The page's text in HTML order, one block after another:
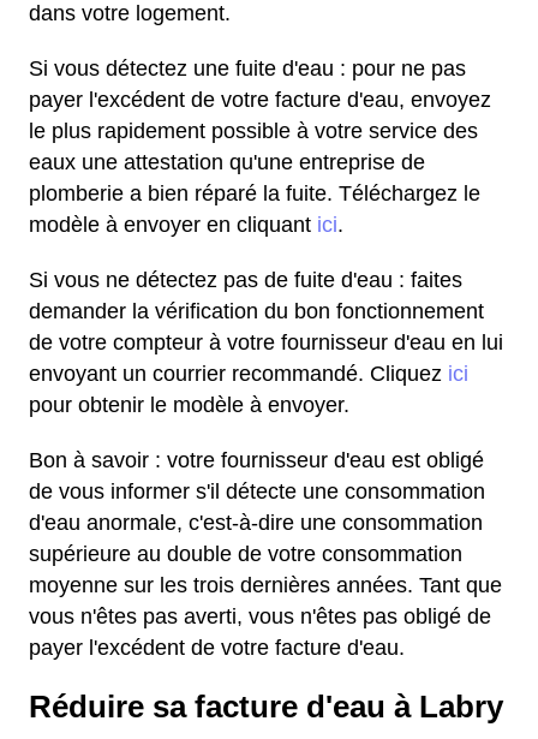
dans votre logement.
Si vous détectez une fuite d'eau : pour ne pas
payer l'excédent de votre facture d'eau, envoyez
le plus rapidement possible à votre service des
eaux une attestation qu'une entreprise de
plomberie a bien réparé la fuite. Téléchargez le
modèle à envoyer en cliquant ici.
Si vous ne détectez pas de fuite d'eau : faites
demander la vérification du bon fonctionnement
de votre compteur à votre fournisseur d'eau en lui
envoyant un courrier recommandé. Cliquez ici
pour obtenir le modèle à envoyer.
Bon à savoir : votre fournisseur d'eau est obligé
de vous informer s'il détecte une consommation
d'eau anormale, c'est-à-dire une consommation
supérieure au double de votre consommation
moyenne sur les trois dernières années. Tant que
vous n'êtes pas averti, vous n'êtes pas obligé de
payer l'excédent de votre facture d'eau.
Réduire sa facture d'eau à Labry